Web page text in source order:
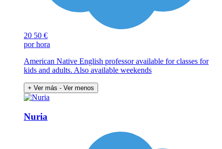
20 50 €
por hora
American Native English professor available for classes for
kids and adults. Also available weekends
+ Ver más - Ver menos
Nuria